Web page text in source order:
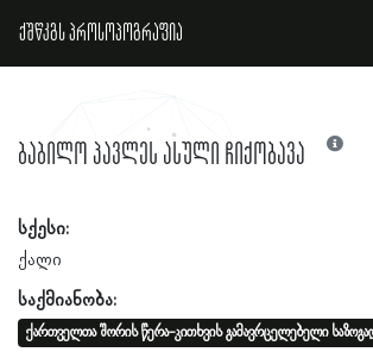
ქშწკგს პროსოპოგრაფია
ბაბილო პავლეს ასული ჩიქობავა
სქესი:
ქალი
საქმიანობა:
ქართველთა შორის წერა-კითხვის გამავრცელებელი